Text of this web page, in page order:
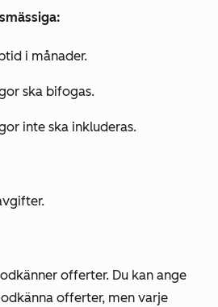
i månader.
ska bifogas.
inte ska inkluderas.
offerter. Du kan ange
offerter, men varje